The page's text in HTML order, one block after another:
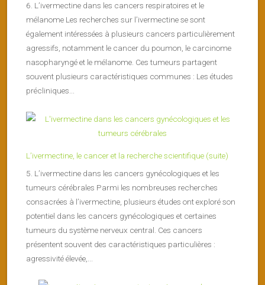
6. L’ivermectine dans les cancers respiratoires et le
mélanome Les recherches sur l’ivermectine se sont
également intéressées à plusieurs cancers particulièrement
agressifs, notamment le cancer du poumon, le carcinome
nasopharyngé et le mélanome. Ces tumeurs partagent
souvent plusieurs caractéristiques communes : Les études
précliniques...
L’ivermectine, le cancer et la recherche scientifique (suite)
5. L’ivermectine dans les cancers gynécologiques et les
tumeurs cérébrales Parmi les nombreuses recherches
consacrées à l’ivermectine, plusieurs études ont exploré son
potentiel dans les cancers gynécologiques et certaines
tumeurs du système nerveux central. Ces cancers
présentent souvent des caractéristiques particulières :
agressivité élevée,...